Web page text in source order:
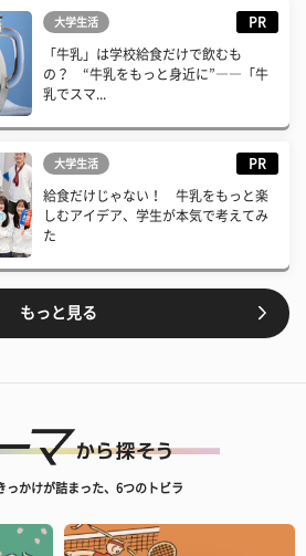
大学生活 PR
「牛乳」は学校給食だけで飲むも
の？ “牛乳をもっと身近に”――「牛
乳でスマ...
大学生活 PR
給食だけじゃない！ 牛乳をもっと楽
しむアイデア、学生が本気で考えてみ
た
もっと見る
っかけが詰まった、6つのトビラ